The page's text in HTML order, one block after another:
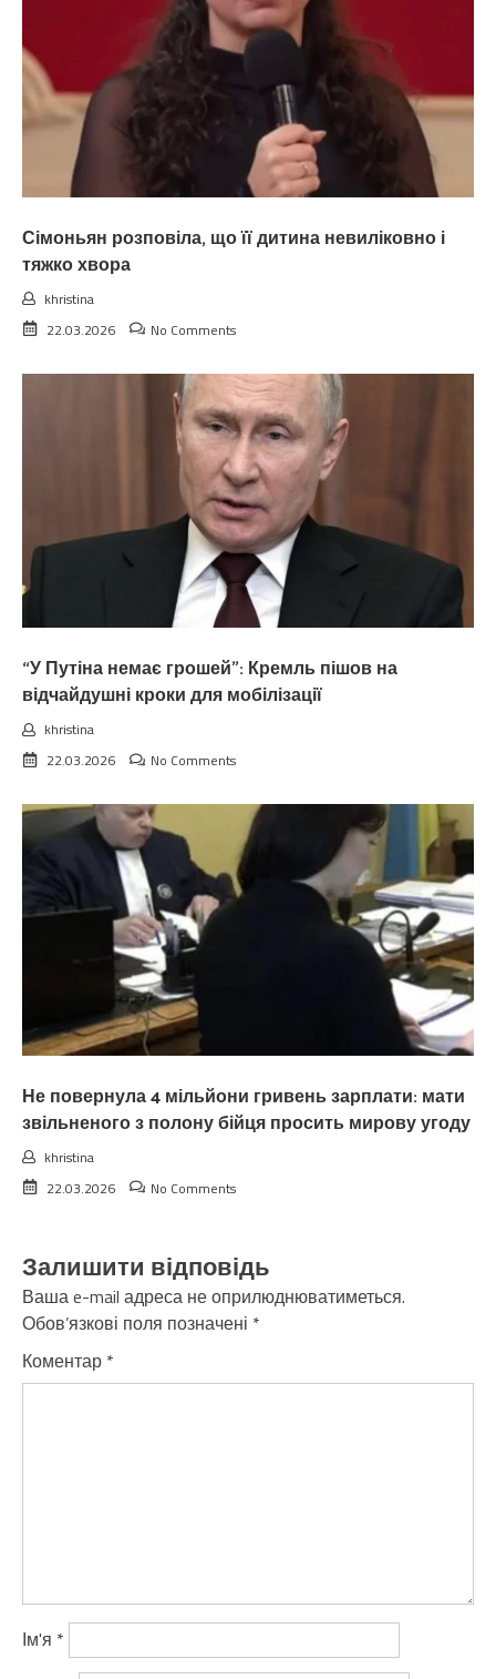
Сімоньян розповіла, що її дитина невиліковно і
тяжко хвора
khristina
22.03.2026
No Comments
“У Путіна немає грошей”: Кремль пішов на
відчайдушні кроки для мобілізації
khristina
22.03.2026
No Comments
Не повернула 4 мільйони гривень зарплати: мати
звільненого з полону бійця просить мирову угоду
khristina
22.03.2026
No Comments
Залишити відповідь
Ваша e-mail адреса не оприлюднюватиметься.
Обов’язкові поля позначені *
Коментар *
Ім'я *